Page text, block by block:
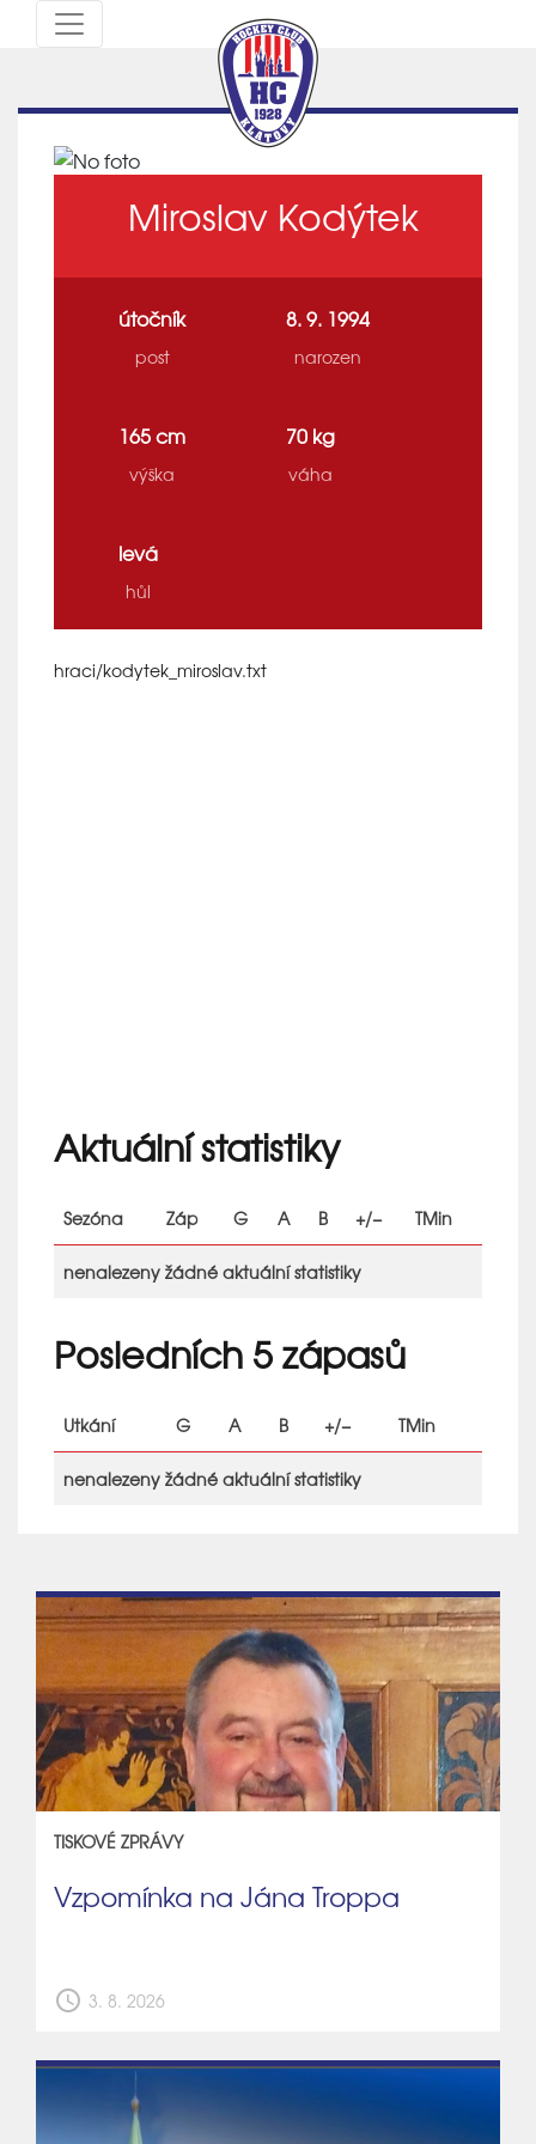
Miroslav Kodýtek
útočník
post
8. 9. 1994
narozen
165 cm
výška
70 kg
váha
levá
hůl
hraci/kodytek_miroslav.txt
Aktuální statistiky
Sezóna Záp G A B +/− TMin
nenalezeny žádné aktuální statistiky
Posledních 5 zápasů
Utkání G A B +/− TMin
nenalezeny žádné aktuální statistiky
TISKOVÉ ZPRÁVY
Vzpomínka na Jána Troppa
schedule 3. 8. 2026